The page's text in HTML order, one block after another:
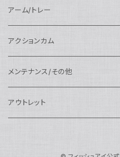
AOI
Nauticam
FUJIFILM用
Nauticam
Nauticam
Nikon用
Canon用
SEA&SEA
Sony用
AOI
N100エクステンションリング
N100マウントコンバーター
フラットポート
アクセサリー
Athena
ドームポート
アクセサリー
アクセサリー
weefine
アクセサリー
Nauticam
AOI
ワイドコンバージョンレンズ
Nauticam
AOI
ワイドアングルコンバージョンポート
Nauticam
レンズオプション
AOI
大光量 3000ルーメン以上
リングライト
FIX
オプション
weefine
アーム/トレー
アーム
SEA&SEA
Nauticam
フロートアーム
Nauticam
クランプ
アクションカム
レンズ
AOI
グリップ/トレー/アーム
メンテナンス/その他
SEA&SEA
アウトレット